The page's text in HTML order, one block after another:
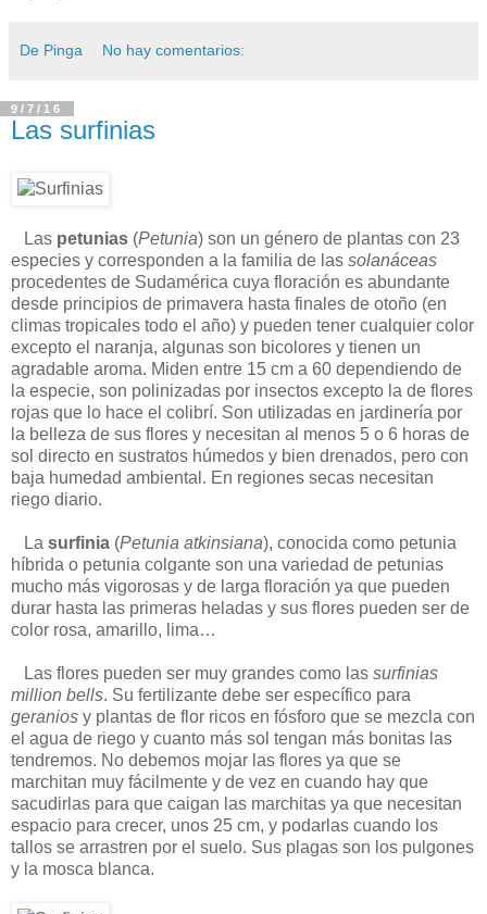
De Pinga No hay comentarios:
9/7/16
Las surfinias
Las petunias (Petunia) son un género de plantas con 23
especies y corresponden a la familia de las solanáceas
procedentes de Sudamérica cuya floración es abundante
desde principios de primavera hasta finales de otoño (en
climas tropicales todo el año) y pueden tener cualquier color
excepto el naranja, algunas son bicolores y tienen un
agradable aroma. Miden entre 15 cm a 60 dependiendo de
la especie, son polinizadas por insectos excepto la de flores
rojas que lo hace el colibrí. Son utilizadas en jardinería por
la belleza de sus flores y necesitan al menos 5 o 6 horas de
sol directo en sustratos húmedos y bien drenados, pero con
baja humedad ambiental. En regiones secas necesitan
riego diario.
La surfinia (Petunia atkinsiana), conocida como petunia
híbrida o petunia colgante son una variedad de petunias
mucho más vigorosas y de larga floración ya que pueden
durar hasta las primeras heladas y sus flores pueden ser de
color rosa, amarillo, lima…
Las flores pueden ser muy grandes como las surfinias
million bells. Su fertilizante debe ser específico para
geranios y plantas de flor ricos en fósforo que se mezcla con
el agua de riego y cuanto más sol tengan más bonitas las
tendremos. No debemos mojar las flores ya que se
marchitan muy fácilmente y de vez en cuando hay que
sacudirlas para que caigan las marchitas ya que necesitan
espacio para crecer, unos 25 cm, y podarlas cuando los
tallos se arrastren por el suelo. Sus plagas son los pulgones
y la mosca blanca.